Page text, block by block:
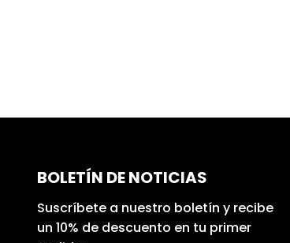
BOLETÍN DE NOTICIAS
Suscríbete a nuestro boletín y recibe
un 10% de descuento en tu primer